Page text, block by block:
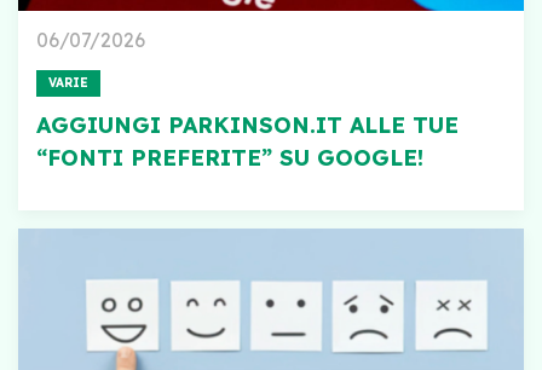
06/07/2026
VARIE
AGGIUNGI PARKINSON.IT ALLE TUE
“FONTI PREFERITE” SU GOOGLE!